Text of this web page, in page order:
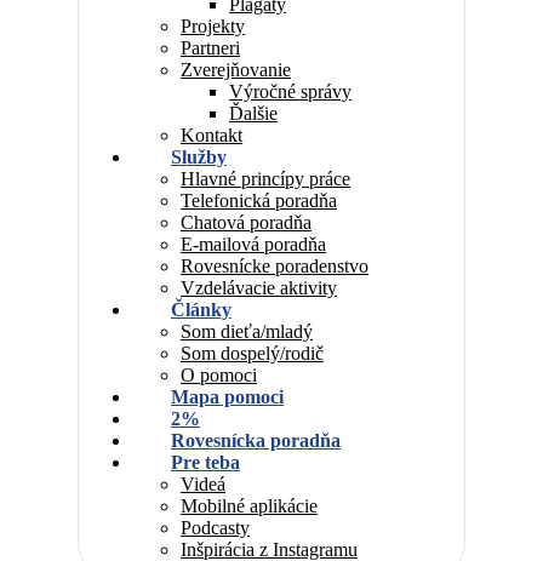
Plagáty
Projekty
Partneri
Zverejňovanie
Výročné správy
Ďalšie
Kontakt
Služby
Hlavné princípy práce
Telefonická poradňa
Chatová poradňa
E-mailová poradňa
Rovesnícke poradenstvo
Vzdelávacie aktivity
Články
Som dieťa/mladý
Som dospelý/rodič
O pomoci
Mapa pomoci
2%
Rovesnícka poradňa
Pre teba
Videá
Mobilné aplikácie
Podcasty
Inšpirácia z Instagramu